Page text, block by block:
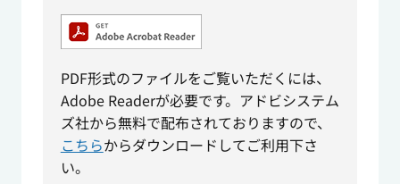
PDF形式のファイルをご覧いただくには、
Adobe Readerが必要です。アドビシステム
ズ社から無料で配布されておりますので、
こちらからダウンロードしてご利用下さ
い。